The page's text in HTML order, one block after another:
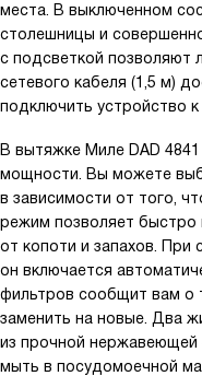
места. В выключенном
столешницы и
с подсветкой позволяют
сетевого кабеля (1,5 м)
подключить устройство
В вытяжке Миле DAD
мощности. Вы можете
в зависимости от того,
режим позволяет быстро
от копоти и запахов. При
он включается
фильтров сообщит вам о
заменить на новые. Два
из прочной
мыть в посудомоечной